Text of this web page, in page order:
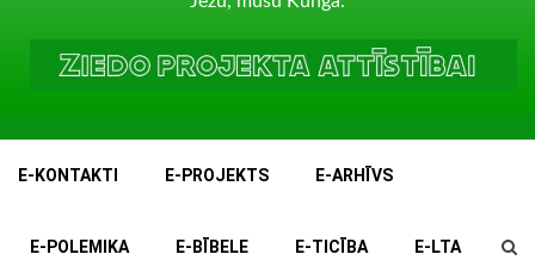
E-KONTAKTI E-PROJEKTS E-ARHĪVS
E-POLEMIKA E-BĪBELE E-TICĪBA E-LTA